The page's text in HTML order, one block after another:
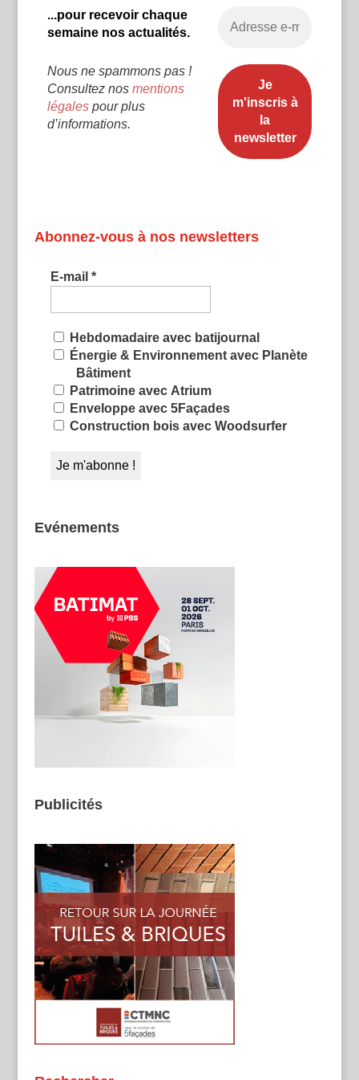
...pour recevoir chaque
semaine nos actualités.
Nous ne spammons pas !
Consultez nos mentions
légalespour plus
d’informations.
Abonnez-vous à nos newsletters
E-mail *
Hebdomadaire avec batijournal
Énergie & Environnement avec Planète
Bâtiment
Patrimoine avec Atrium
Enveloppe avec 5Façades
Construction bois avec Woodsurfer
Evénements
Publicités